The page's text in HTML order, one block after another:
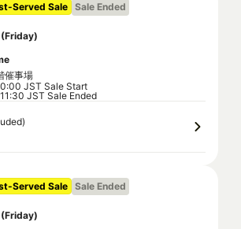
Served Sale
Sale Ended
(Friday)
催事場
JST Sale Start
JST Sale Ended
Served Sale
Sale Ended
(Friday)